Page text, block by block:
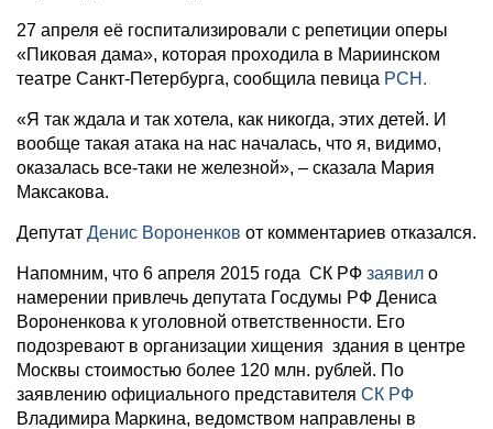
27 апреля её госпитализировали с репетиции оперы
«Пиковая дама», которая проходила в Мариинском
театре Санкт-Петербурга, сообщила певица РСН.
«Я так ждала и так хотела, как никогда, этих детей. И
вообще такая атака на нас началась, что я, видимо,
оказалась все-таки не железной», – сказала Мария
Максакова.
Депутат Денис Вороненков от комментариев отказался.
Напомним, что 6 апреля 2015 года СК РФ заявил о
намерении привлечь депутата Госдумы РФ Дениса
Вороненкова к уголовной ответственности. Его
подозревают в организации хищения здания в центре
Москвы стоимостью более 120 млн. рублей. По
заявлению официального представителя СК РФ
Владимира Маркина, ведомством направлены в